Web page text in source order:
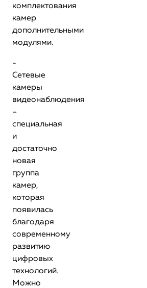
комплектования
камер
дополнительными
модулями.
-
Сетевые
камеры
видеонаблюдения
–
специальная
и
достаточно
новая
группа
камер,
которая
появилась
благодаря
современному
развитию
цифровых
технологий.
Можно